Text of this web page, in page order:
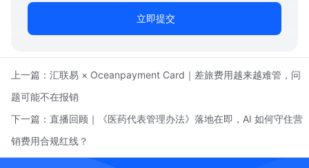
立即提交
上一篇： 汇联易 × Oceanpayment Card｜差旅费用越来越难管，问
题可能不在报销
下一篇： 直播回顾｜《医药代表管理办法》落地在即，AI 如何守住营
销费用合规红线？